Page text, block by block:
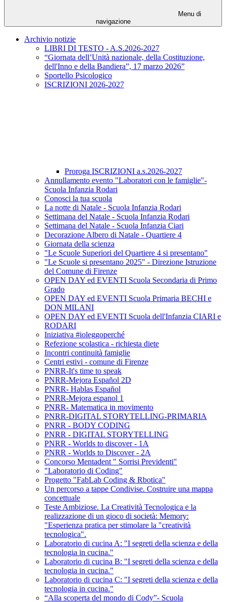
Menu di
navigazione
Archivio notizie
LIBRI DI TESTO - A.S.2026-2027
“Giornata dell’Unità nazionale, della Costituzione,
dell'Inno e della Bandiera”, 17 marzo 2026”
Sportello Psicologico
ISCRIZIONI 2026-2027
Proroga ISCRIZIONI a.s.2026-2027
Annullamento evento "Laboratori con le famiglie"-
Scuola Infanzia Rodari
Conosci la tua scuola
La notte di Natale - Scuola Infanzia Rodari
Settimana del Natale - Scuola Infanzia Rodari
Settimana del Natale - Scuola Infanzia Ciari
Decorazione Albero di Natale - Quartiere 4
Giornata della scienza
"Le Scuole Superiori del Quartiere 4 si presentano"
"Le Scuole si presentano 2025" - Direzione Istruzione
del Comune di Firenze
OPEN DAY ed EVENTI Scuola Secondaria di Primo
Grado
OPEN DAY ed EVENTI Scuola Primaria BECHI e
DON MILANI
OPEN DAY ed EVENTI Scuola dell'Infanzia CIARI e
RODARI
Iniziativa #ioleggoperché
Refezione scolastica - richiesta diete
Incontri continuità famiglie
Centri estivi - comune di Firenze
PNRR-It's time to speak
PNRR-Mejora Español 2D
PNRR- Hablas Español
PNRR-Mejora espanol 1
PNRR- Matematica in movimento
PNRR-DIGITAL STORYTELLING-PRIMARIA
PNRR - BODY CODING
PNRR - DIGITAL STORYTELLING
PNRR - Worlds to discover - 1A
PNRR - Worlds to Discover - 2A
Concorso Mentadent " Sorrisi Previdenti"
"Laboratorio di Coding"
Progetto "FabLab Coding & Rbotica"
Un percorso a tappe Condivise. Costruire una mappa
concettuale
Teste Ambiziose. La Creatività Tecnologica e la
realizzazione di un gioco di società: Memory:
"Esperienza pratica per stimolare la "creatività
tecnologica".
Laboratorio di cucina A: "I segreti della scienza e della
tecnologia in cucina."
Laboratorio di cucina B: "I segreti della scienza e della
tecnologia in cucina."
Laboratorio di cucina C: "I segreti della scienza e della
tecnologia in cucina."
“Alla scoperta del mondo di Cody”- Scuola